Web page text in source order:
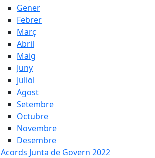
Gener
Febrer
Març
Abril
Maig
Juny
Juliol
Agost
Setembre
Octubre
Novembre
Desembre
Acords Junta de Govern 2022